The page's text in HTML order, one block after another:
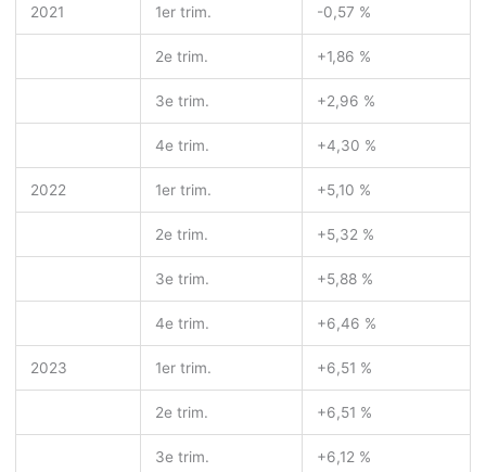
2021 1er trim. -0,57 %
2e trim. +1,86 %
3e trim. +2,96 %
4e trim. +4,30 %
2022 1er trim. +5,10 %
2e trim. +5,32 %
3e trim. +5,88 %
4e trim. +6,46 %
2023 1er trim. +6,51 %
2e trim. +6,51 %
3e trim. +6,12 %